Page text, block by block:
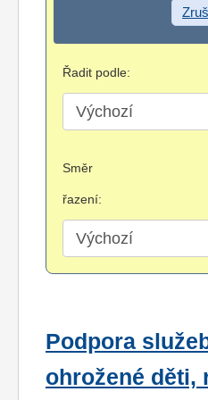
Řadit podle:
Směr
řazení:
Podpora
ohrožené děti,